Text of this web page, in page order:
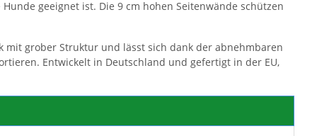
geeignet ist. Die 9 cm hohen Seitenwände schützen
mit grober Struktur und lässt sich dank der abnehmbaren
Entwickelt in Deutschland und gefertigt in der EU,